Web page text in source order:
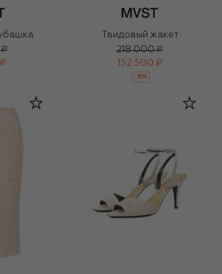
₽
Твидовый жакет
218 000 ₽
152 500 ₽
-30%